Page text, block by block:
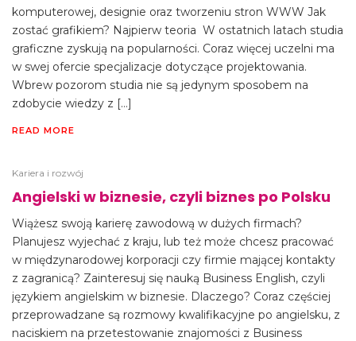
komputerowej, designie oraz tworzeniu stron WWW Jak
zostać grafikiem? Najpierw teoria W ostatnich latach studia
graficzne zyskują na popularności. Coraz więcej uczelni ma
w swej ofercie specjalizacje dotyczące projektowania.
Wbrew pozorom studia nie są jedynym sposobem na
zdobycie wiedzy z […]
READ MORE
Kariera i rozwój
Angielski w biznesie, czyli biznes po Polsku
Wiążesz swoją karierę zawodową w dużych firmach?
Planujesz wyjechać z kraju, lub też może chcesz pracować
w międzynarodowej korporacji czy firmie mającej kontakty
z zagranicą? Zainteresuj się nauką Business English, czyli
językiem angielskim w biznesie. Dlaczego? Coraz częściej
przeprowadzane są rozmowy kwalifikacyjne po angielsku, z
naciskiem na przetestowanie znajomości z Business